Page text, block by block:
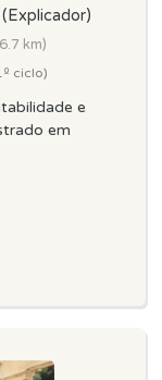
(Explicador)
km)
ciclo)
e
em